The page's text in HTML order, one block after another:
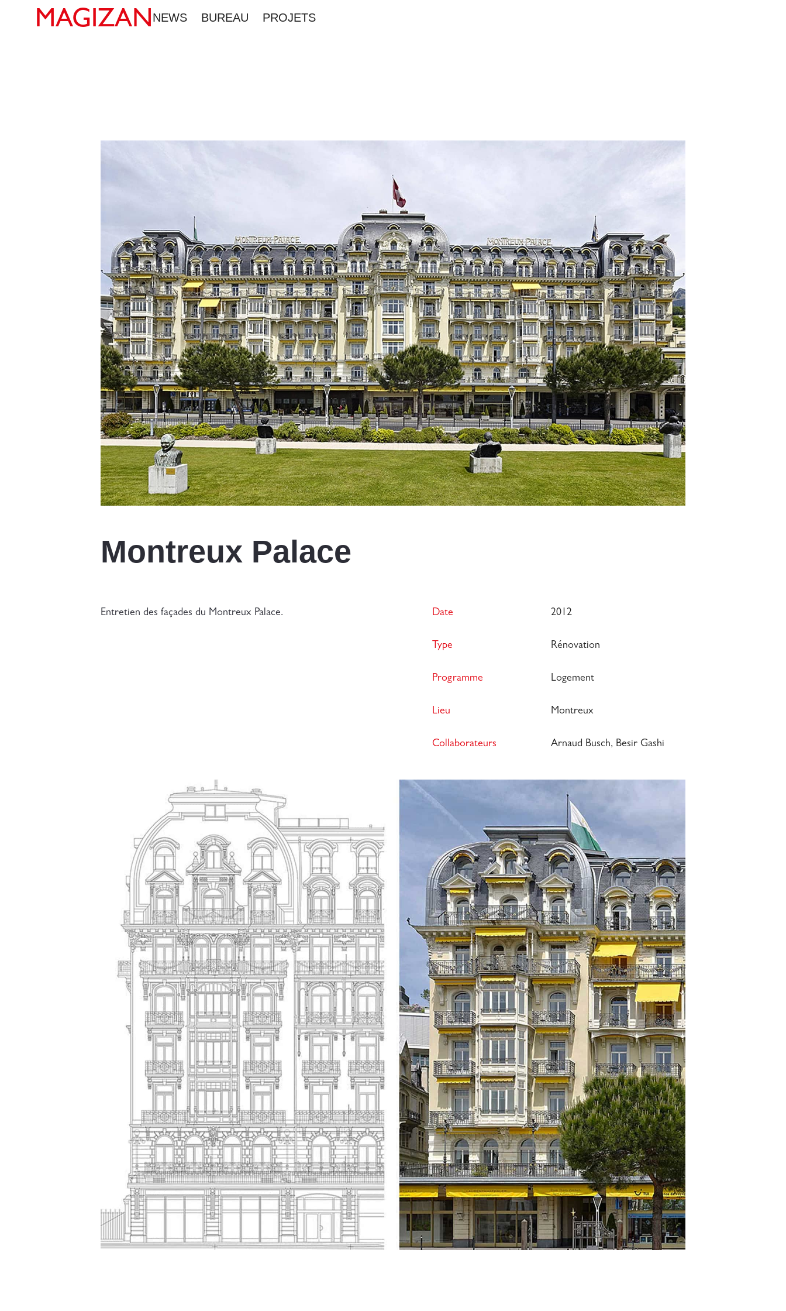
MAGIZANNEWS BUREAU PROJETS
Montreux Palace
Entretien des façades du Montreux Palace. Date 2012
Type Rénovation
Programme Logement
Lieu Montreux
Collaborateurs Arnaud Busch, Besir Gashi